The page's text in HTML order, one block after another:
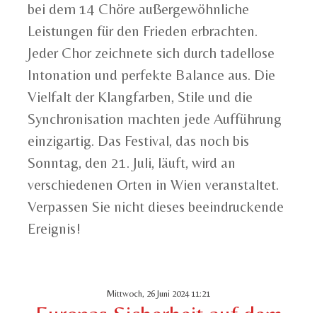
bei dem 14 Chöre außergewöhnliche
Leistungen für den Frieden erbrachten.
Jeder Chor zeichnete sich durch tadellose
Intonation und perfekte Balance aus. Die
Vielfalt der Klangfarben, Stile und die
Synchronisation machten jede Aufführung
einzigartig. Das Festival, das noch bis
Sonntag, den 21. Juli, läuft, wird an
verschiedenen Orten in Wien veranstaltet.
Verpassen Sie nicht dieses beeindruckende
Ereignis!
Mittwoch, 26 Juni 2024 11:21